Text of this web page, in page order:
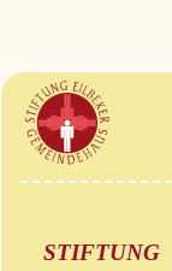
STIFTUNG